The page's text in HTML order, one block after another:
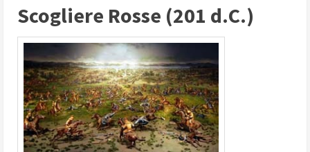
Scogliere Rosse (201 d.C.)